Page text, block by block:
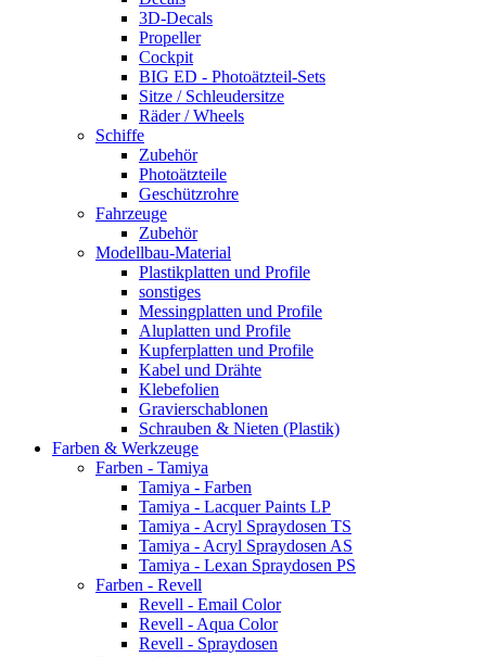
3D-Decals
Propeller
Cockpit
BIG ED - Photoätzteil-Sets
Sitze / Schleudersitze
Räder / Wheels
Schiffe
Zubehör
Photoätzteile
Geschützrohre
Fahrzeuge
Zubehör
Modellbau-Material
Plastikplatten und Profile
sonstiges
Messingplatten und Profile
Aluplatten und Profile
Kupferplatten und Profile
Kabel und Drähte
Klebefolien
Gravierschablonen
Schrauben & Nieten (Plastik)
Farben & Werkzeuge
Farben - Tamiya
Tamiya - Farben
Tamiya - Lacquer Paints LP
Tamiya - Acryl Spraydosen TS
Tamiya - Acryl Spraydosen AS
Tamiya - Lexan Spraydosen PS
Farben - Revell
Revell - Email Color
Revell - Aqua Color
Revell - Spraydosen